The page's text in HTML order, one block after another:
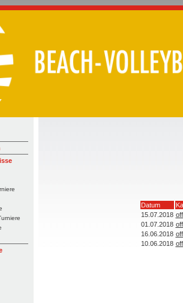
Datum
15.07.2018
01.07.2018
16.06.2018
10.06.2018